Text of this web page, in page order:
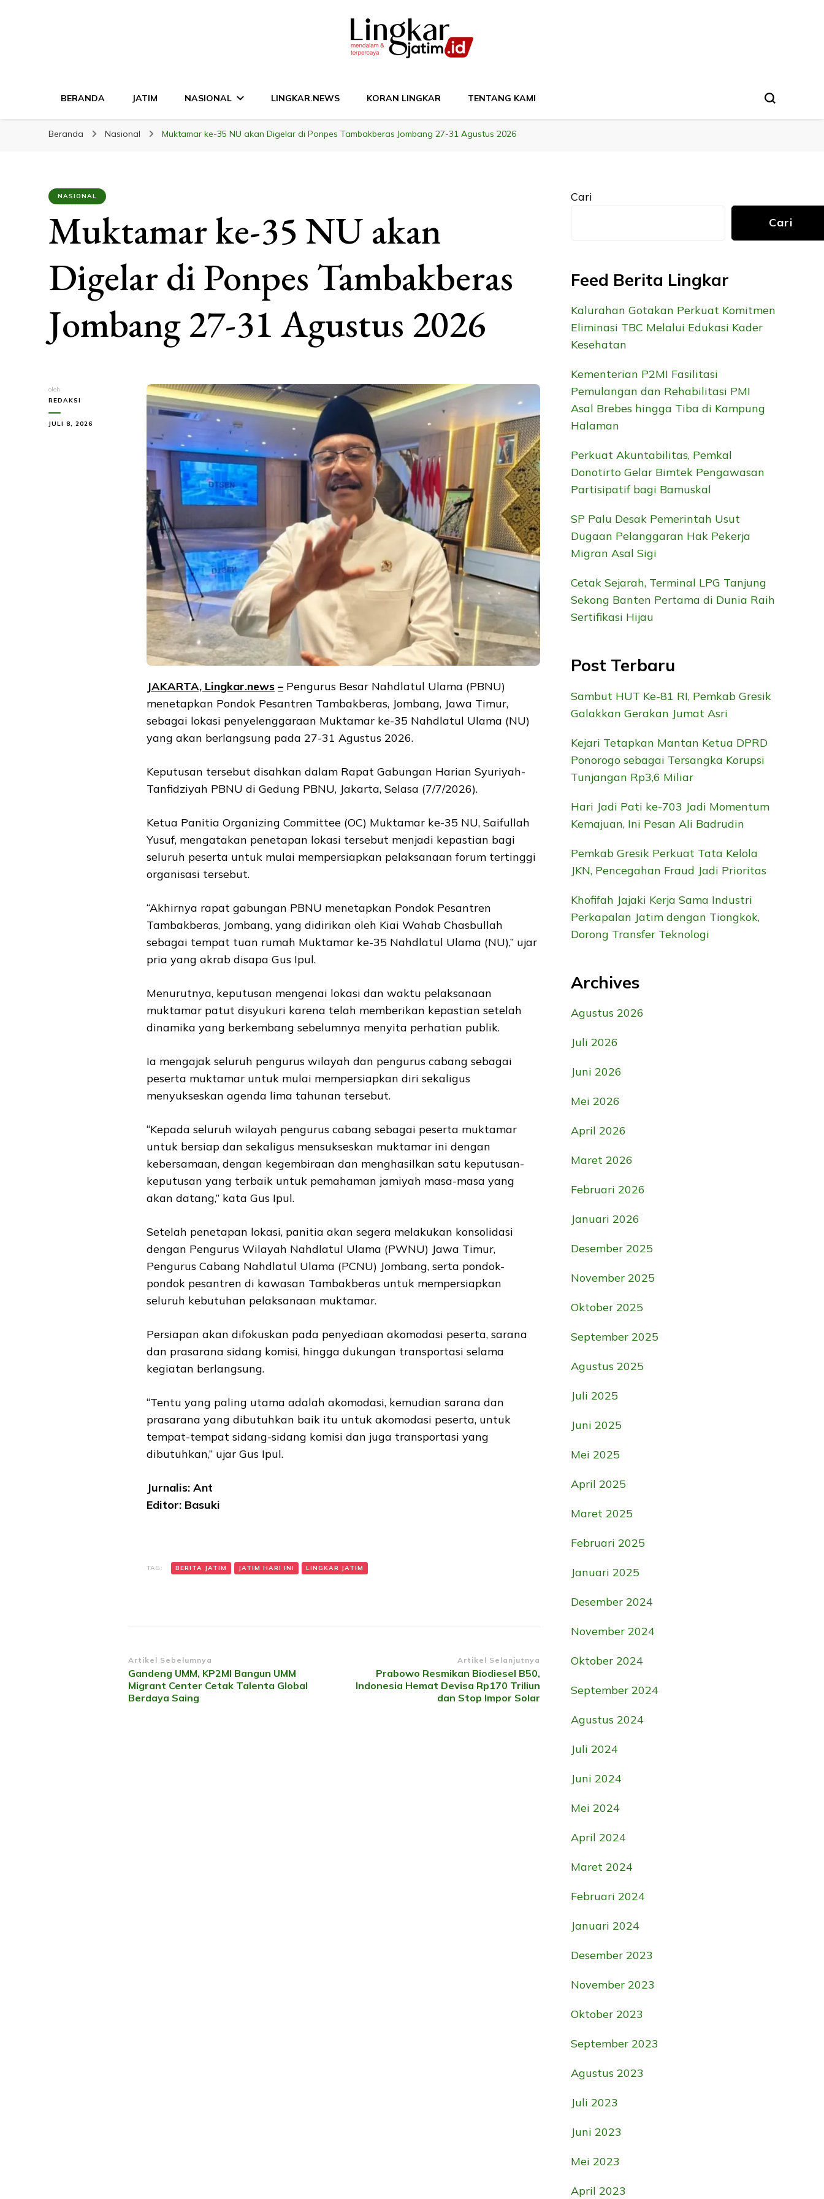
BERANDA JATIM NASIONAL LINGKAR.NEWS KORAN LINGKAR TENTANG KAMI
Beranda Nasional Muktamar ke-35 NU akan Digelar di Ponpes Tambakberas Jombang 27-31 Agustus 2026
NASIONAL
Muktamar ke-35 NU akan
Digelar di Ponpes Tambakberas
Jombang 27-31 Agustus 2026
oleh
REDAKSI
JULI 8, 2026
JAKARTA, Lingkar.news – Pengurus Besar Nahdlatul Ulama (PBNU)
menetapkan Pondok Pesantren Tambakberas, Jombang, Jawa Timur,
sebagai lokasi penyelenggaraan Muktamar ke-35 Nahdlatul Ulama (NU)
yang akan berlangsung pada 27-31 Agustus 2026.
Keputusan tersebut disahkan dalam Rapat Gabungan Harian Syuriyah-
Tanfidziyah PBNU di Gedung PBNU, Jakarta, Selasa (7/7/2026).
Ketua Panitia Organizing Committee (OC) Muktamar ke-35 NU, Saifullah
Yusuf, mengatakan penetapan lokasi tersebut menjadi kepastian bagi
seluruh peserta untuk mulai mempersiapkan pelaksanaan forum tertinggi
organisasi tersebut.
“Akhirnya rapat gabungan PBNU menetapkan Pondok Pesantren
Tambakberas, Jombang, yang didirikan oleh Kiai Wahab Chasbullah
sebagai tempat tuan rumah Muktamar ke-35 Nahdlatul Ulama (NU),” ujar
pria yang akrab disapa Gus Ipul.
Menurutnya, keputusan mengenai lokasi dan waktu pelaksanaan
muktamar patut disyukuri karena telah memberikan kepastian setelah
dinamika yang berkembang sebelumnya menyita perhatian publik.
Ia mengajak seluruh pengurus wilayah dan pengurus cabang sebagai
peserta muktamar untuk mulai mempersiapkan diri sekaligus
menyukseskan agenda lima tahunan tersebut.
“Kepada seluruh wilayah pengurus cabang sebagai peserta muktamar
untuk bersiap dan sekaligus mensukseskan muktamar ini dengan
kebersamaan, dengan kegembiraan dan menghasilkan satu keputusan-
keputusan yang terbaik untuk pemahaman jamiyah masa-masa yang
akan datang,” kata Gus Ipul.
Setelah penetapan lokasi, panitia akan segera melakukan konsolidasi
dengan Pengurus Wilayah Nahdlatul Ulama (PWNU) Jawa Timur,
Pengurus Cabang Nahdlatul Ulama (PCNU) Jombang, serta pondok-
pondok pesantren di kawasan Tambakberas untuk mempersiapkan
seluruh kebutuhan pelaksanaan muktamar.
Persiapan akan difokuskan pada penyediaan akomodasi peserta, sarana
dan prasarana sidang komisi, hingga dukungan transportasi selama
kegiatan berlangsung.
“Tentu yang paling utama adalah akomodasi, kemudian sarana dan
prasarana yang dibutuhkan baik itu untuk akomodasi peserta, untuk
tempat-tempat sidang-sidang komisi dan juga transportasi yang
dibutuhkan,” ujar Gus Ipul.
Jurnalis: Ant
Editor: Basuki
TAG: BERITA JATIM JATIM HARI INI LINGKAR JATIM
Navigasi
Artikel
Artikel Sebelumnya
Gandeng UMM, KP2MI Bangun UMM
Migrant Center Cetak Talenta Global
Berdaya Saing
Artikel Selanjutnya
Prabowo Resmikan Biodiesel B50,
Indonesia Hemat Devisa Rp170 Triliun
dan Stop Impor Solar
Cari
Cari
Feed Berita Lingkar
Kalurahan Gotakan Perkuat Komitmen
Eliminasi TBC Melalui Edukasi Kader
Kesehatan
Kementerian P2MI Fasilitasi
Pemulangan dan Rehabilitasi PMI
Asal Brebes hingga Tiba di Kampung
Halaman
Perkuat Akuntabilitas, Pemkal
Donotirto Gelar Bimtek Pengawasan
Partisipatif bagi Bamuskal
SP Palu Desak Pemerintah Usut
Dugaan Pelanggaran Hak Pekerja
Migran Asal Sigi
Cetak Sejarah, Terminal LPG Tanjung
Sekong Banten Pertama di Dunia Raih
Sertifikasi Hijau
Post Terbaru
Sambut HUT Ke-81 RI, Pemkab Gresik
Galakkan Gerakan Jumat Asri
Kejari Tetapkan Mantan Ketua DPRD
Ponorogo sebagai Tersangka Korupsi
Tunjangan Rp3,6 Miliar
Hari Jadi Pati ke-703 Jadi Momentum
Kemajuan, Ini Pesan Ali Badrudin
Pemkab Gresik Perkuat Tata Kelola
JKN, Pencegahan Fraud Jadi Prioritas
Khofifah Jajaki Kerja Sama Industri
Perkapalan Jatim dengan Tiongkok,
Dorong Transfer Teknologi
Archives
Agustus 2026
Juli 2026
Juni 2026
Mei 2026
April 2026
Maret 2026
Februari 2026
Januari 2026
Desember 2025
November 2025
Oktober 2025
September 2025
Agustus 2025
Juli 2025
Juni 2025
Mei 2025
April 2025
Maret 2025
Februari 2025
Januari 2025
Desember 2024
November 2024
Oktober 2024
September 2024
Agustus 2024
Juli 2024
Juni 2024
Mei 2024
April 2024
Maret 2024
Februari 2024
Januari 2024
Desember 2023
November 2023
Oktober 2023
September 2023
Agustus 2023
Juli 2023
Juni 2023
Mei 2023
April 2023